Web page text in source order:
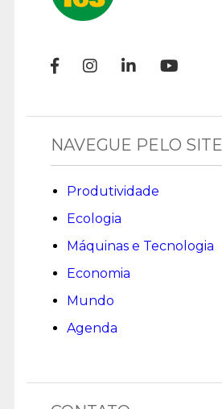
NAVEGUE PELO SITE
Produtividade
Ecologia
Máquinas e Tecnologia
Economia
Mundo
Agenda